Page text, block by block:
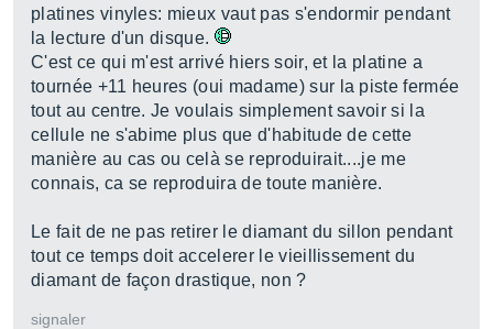
platines vinyles: mieux vaut pas s'endormir pendant
la lecture d'un disque.
C'est ce qui m'est arrivé hiers soir, et la platine a
tournée +11 heures (oui madame) sur la piste fermée
tout au centre. Je voulais simplement savoir si la
cellule ne s'abime plus que d'habitude de cette
manière au cas ou celà se reproduirait....je me
connais, ca se reproduira de toute manière.
Le fait de ne pas retirer le diamant du sillon pendant
tout ce temps doit accelerer le vieillissement du
diamant de façon drastique, non ?
signaler